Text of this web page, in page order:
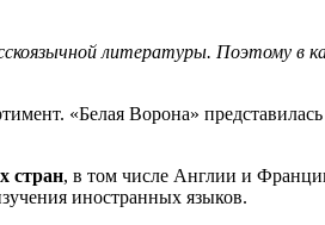
литературы. Поэтому в
«Белая Ворона»
стран, в том числе Англии и
иностранных языков.